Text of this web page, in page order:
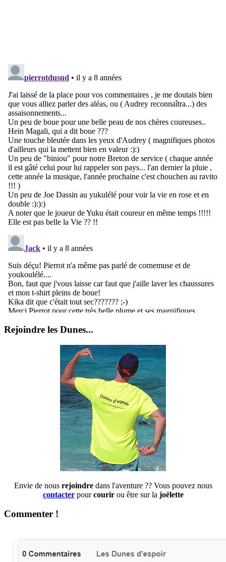
Rejoindre les Dunes...
Envie de nous rejoindre dans l'aventure ?? Vous pouvez nous
contacterpourcourir ou être sur la joëlette
Commenter !